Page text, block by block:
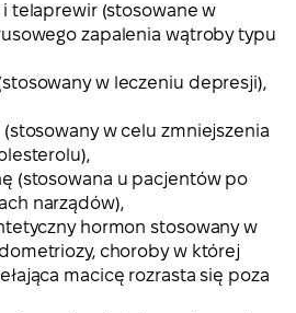
telaprewir (stosowane w
zapalenia wątroby typu
w leczeniu depresji),
w celu zmniejszenia
(stosowana u pacjentów po
narządów),
hormon stosowany w
choroby w której
macicę rozrasta się poza